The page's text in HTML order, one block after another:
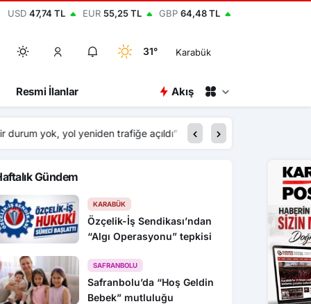
USD 47,74 TL EUR 55,25 TL GBP 64,48 TL
31° Karabük
Resmi İlanlar Akış
yok, yol yeniden trafiğe açıldı” 04:00 İki otomobilin
Gündem
KARABÜK
Özçelik-İş Sendikası’ndan
“Algı Operasyonu” tepkisi
SAFRANBOLU
Safranbolu’da “Hoş Geldin
Bebek” mutluluğu